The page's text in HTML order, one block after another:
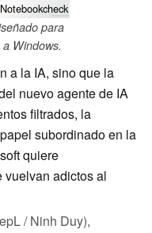
para
Windows.
a la IA, sino que la
nuevo agente de IA
filtrados, la
subordinado en la
quiere
vuelvan adictos al
/ Ninh Duy),